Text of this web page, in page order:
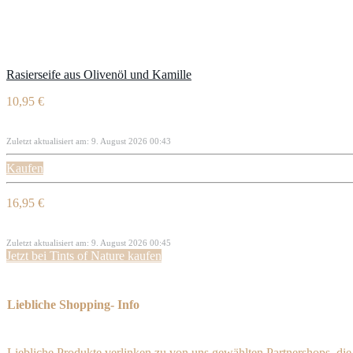
Rasierseife aus Olivenöl und Kamille
10,95 €
Zuletzt aktualisiert am: 9. August 2026 00:43
Kaufen
16,95 €
Zuletzt aktualisiert am: 9. August 2026 00:45
Jetzt bei Tints of Nature kaufen
Liebliche Shopping- Info